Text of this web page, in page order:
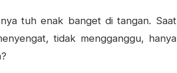
tuh enak banget di tangan. Saat
tidak mengganggu, hanya